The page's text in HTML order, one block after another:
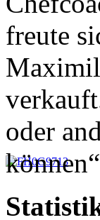
freute
oder